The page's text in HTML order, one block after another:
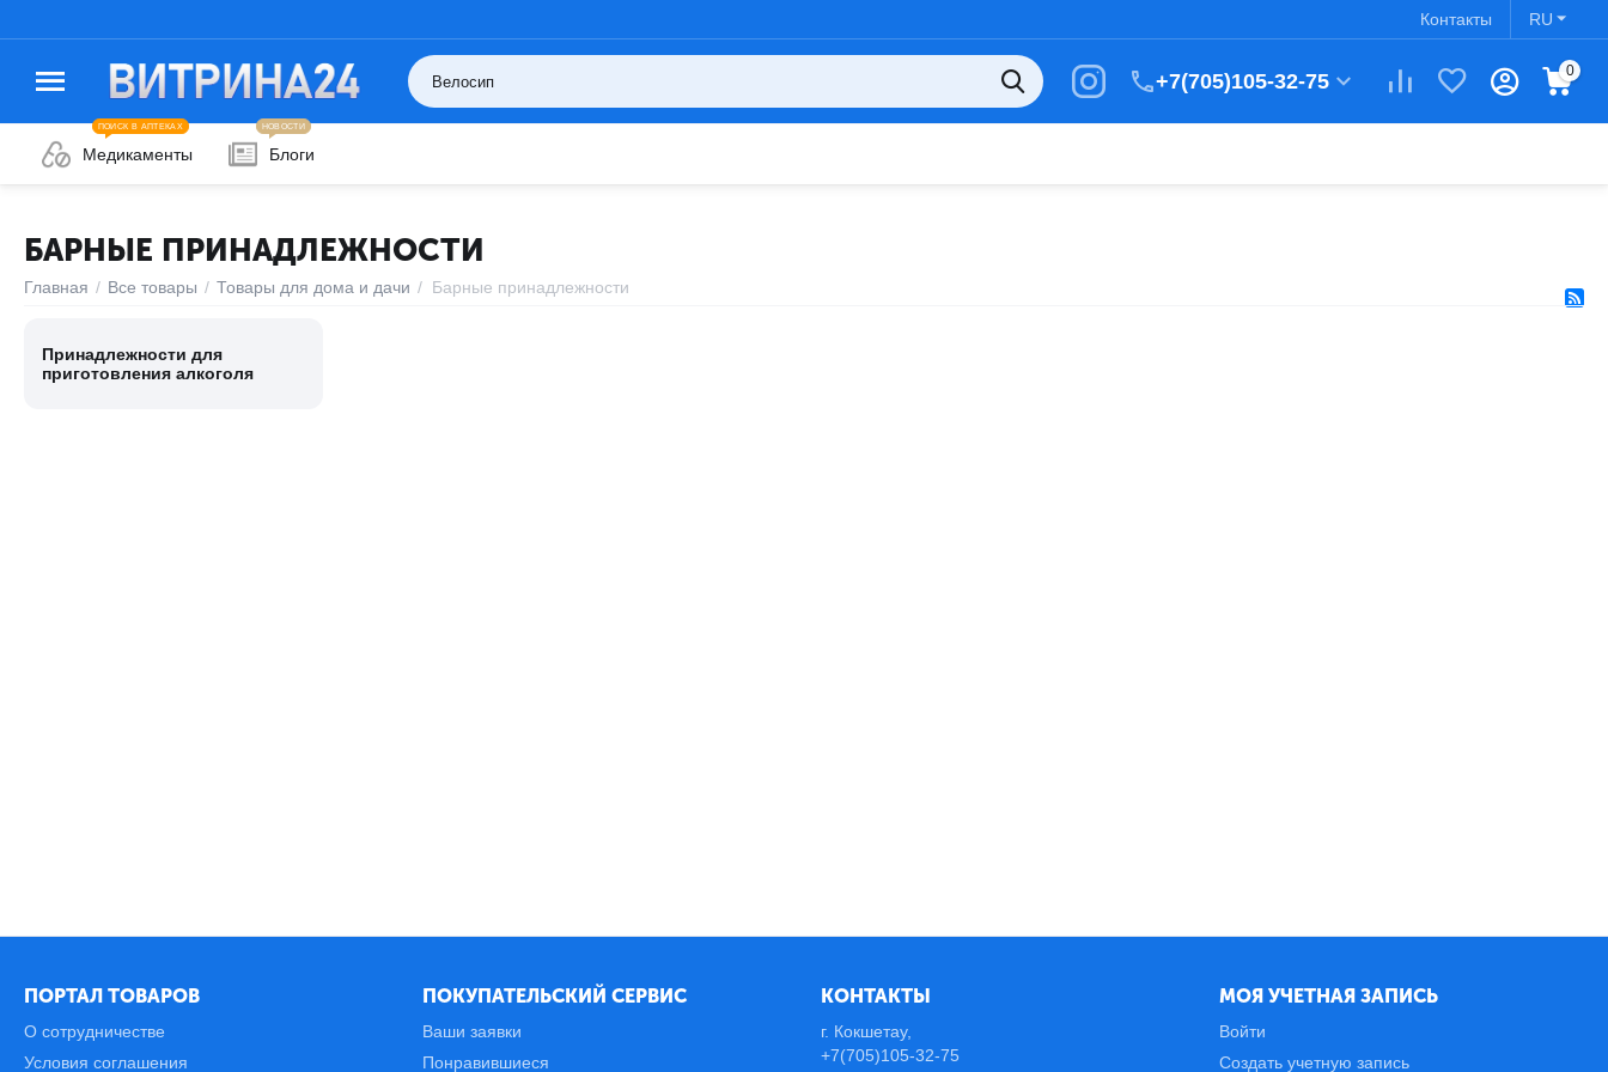
RU
Контакты
+7(705)105-32-75 0
Медикаменты
ПОИСК В АПТЕКАХ
Блоги
НОВОСТИ
БАРНЫЕ ПРИНАДЛЕЖНОСТИ
Главная / Все товары / Товары для дома и дачи / Барные принадлежности
Принадлежности для
приготовления алкоголя
ПОРТАЛ ТОВАРОВ
О сотрудничестве
Условия соглашения
ПОКУПАТЕЛЬСКИЙ СЕРВИС
Ваши заявки
Понравившиеся
КОНТАКТЫ
г. Кокшетау,
+7(705)105-32-75
МОЯ УЧЕТНАЯ ЗАПИСЬ
Войти
Создать учетную запись